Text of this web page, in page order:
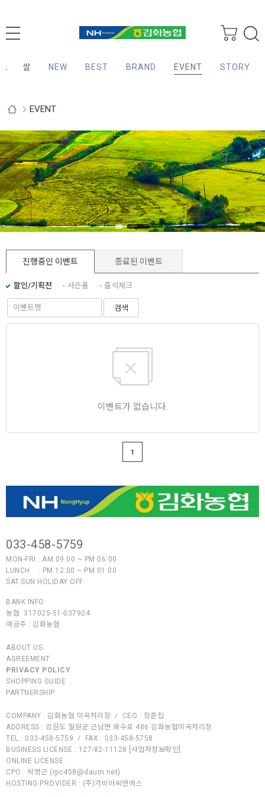
쌀 NEW BEST BRAND EVENT STORY
EVENT
진행중인 이벤트 종료된 이벤트
할인/기획전 사은품 출석체크
검색
이벤트가 없습니다.
1
033-458-5759
MON-FRI : AM 09:00 ~ PM 06:00
LUNCH : PM 12:00 ~ PM 01:00
SAT.SUN.HOLIDAY OFF
BANK INFO
농협 317025-51-037924
예금주 : 김화농협
ABOUT US
AGREEMENT
PRIVACY POLICY
SHOPPING GUIDE
PARTNERSHIP
COMPANY : 김화농협 미곡처리장 / CEO : 장춘집
ADDRESS : 강원도 철원군 근남면 와수로 486 김화농협미곡처리장
TEL : 033-458-5759 / FAX : 033-458-5758
BUSINESS LICENSE : 127-82-11128
[사업자정보확인]
ONLINE LICENSE :
CPO : 박명근 ( rpc458@daum.net)
HOSTING PROVIDER : (주)가비아씨엔에스